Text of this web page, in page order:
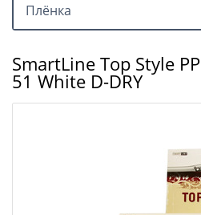
Плёнка
SmartLine Top Style PP
51 White D-DRY